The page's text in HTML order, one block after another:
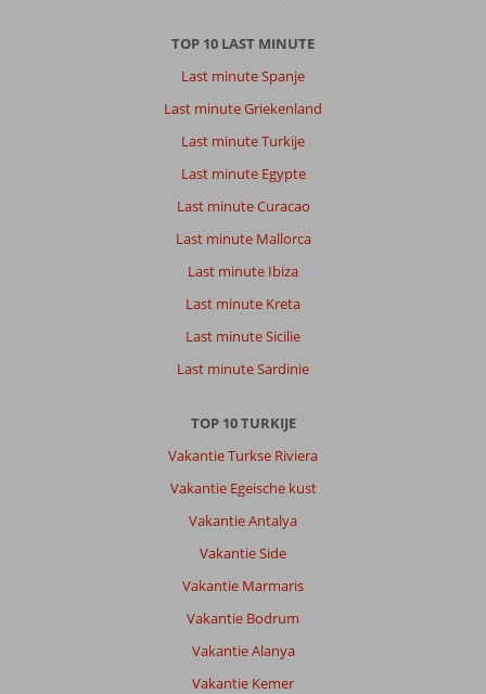
TOP 10 LAST MINUTE
Last minute Spanje
Last minute Griekenland
Last minute Turkije
Last minute Egypte
Last minute Curacao
Last minute Mallorca
Last minute Ibiza
Last minute Kreta
Last minute Sicilie
Last minute Sardinie
TOP 10 TURKIJE
Vakantie Turkse Riviera
Vakantie Egeische kust
Vakantie Antalya
Vakantie Side
Vakantie Marmaris
Vakantie Bodrum
Vakantie Alanya
Vakantie Kemer